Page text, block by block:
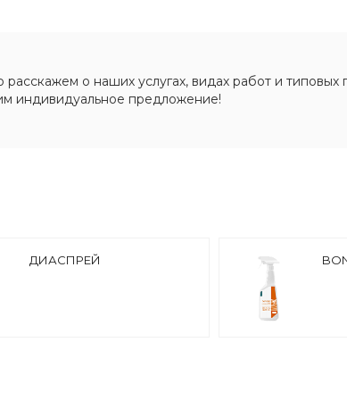
о наших услугах, видах работ и типовых
индивидуальное предложение!
ДИАСПРЕЙ